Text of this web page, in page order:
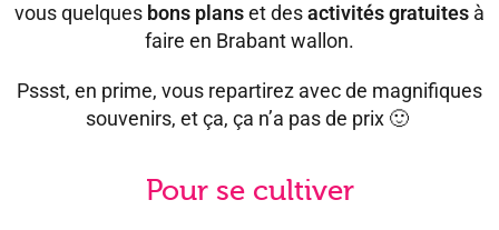
vous quelques bons planset desactivités gratuites à
faire en Brabant wallon.
Pssst, en prime, vous repartirez avec de magnifiques
souvenirs, et ça, ça n’a pas de prix 🙂
Pour se cultiver